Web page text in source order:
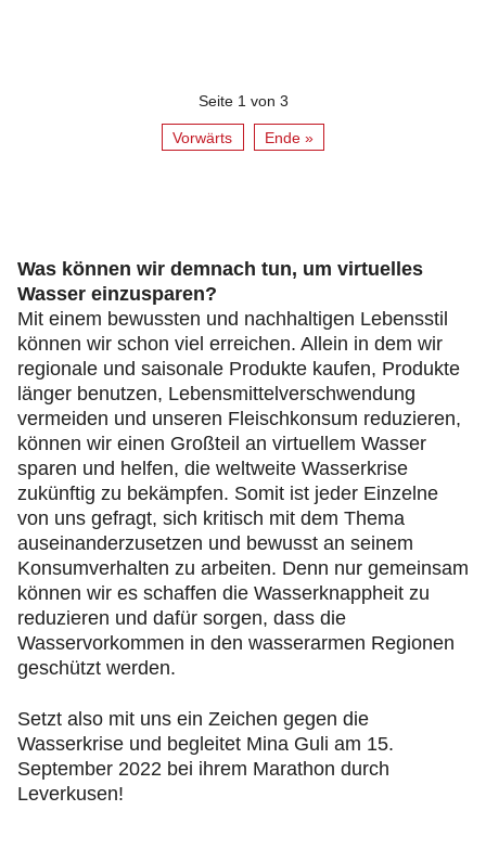
Seite 1 von 3
Vorwärts Ende »
Was können wir demnach tun, um virtuelles
Wasser einzusparen?
Mit einem bewussten und nachhaltigen Lebensstil
können wir schon viel erreichen. Allein in dem wir
regionale und saisonale Produkte kaufen, Produkte
länger benutzen, Lebensmittelverschwendung
vermeiden und unseren Fleischkonsum reduzieren,
können wir einen Großteil an virtuellem Wasser
sparen und helfen, die weltweite Wasserkrise
zukünftig zu bekämpfen. Somit ist jeder Einzelne
von uns gefragt, sich kritisch mit dem Thema
auseinanderzusetzen und bewusst an seinem
Konsumverhalten zu arbeiten. Denn nur gemeinsam
können wir es schaffen die Wasserknappheit zu
reduzieren und dafür sorgen, dass die
Wasservorkommen in den wasserarmen Regionen
geschützt werden.
Setzt also mit uns ein Zeichen gegen die
Wasserkrise und begleitet Mina Guli am 15.
September 2022 bei ihrem Marathon durch
Leverkusen!